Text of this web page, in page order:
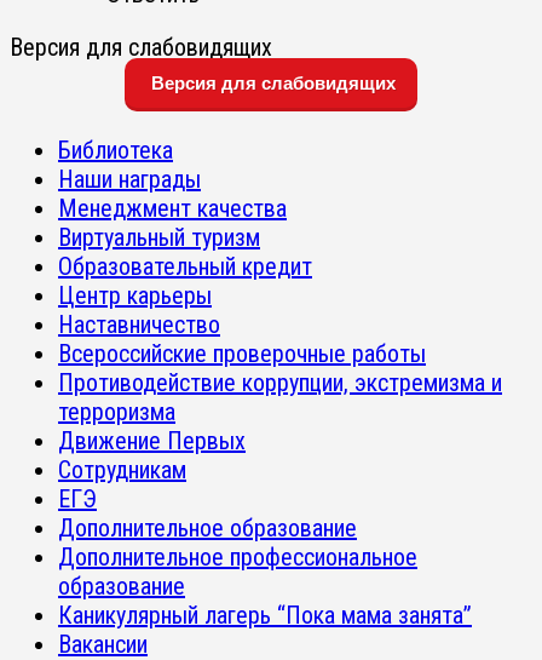
Версия для слабовидящих
Версия для слабовидящих
Библиотека
Наши награды
Менеджмент качества
Виртуальный туризм
Образовательный кредит
Центр карьеры
Наставничество
Всероссийские проверочные работы
Противодействие коррупции, экстремизма и
терроризма
Движение Первых
Сотрудникам
ЕГЭ
Дополнительное образование
Дополнительное профессиональное
образование
Каникулярный лагерь “Пока мама занята”
Вакансии